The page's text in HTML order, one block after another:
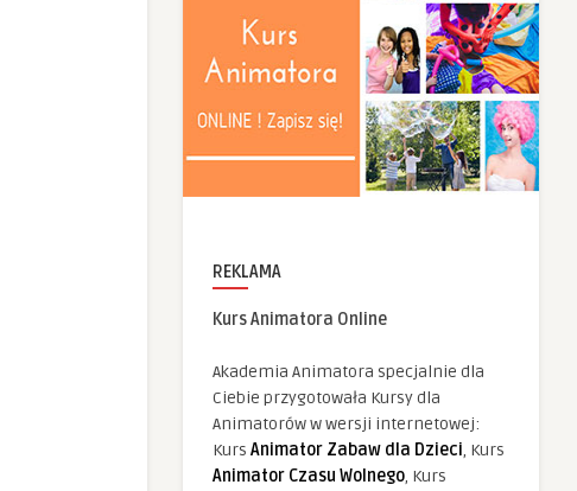
REKLAMA
Kurs Animatora Online
Akademia Animatora specjalnie dla
Ciebie przygotowała Kursy dla
Animatorów w wersji internetowej:
Kurs Animator Zabaw dla Dzieci, Kurs
Animator Czasu Wolnego, Kurs